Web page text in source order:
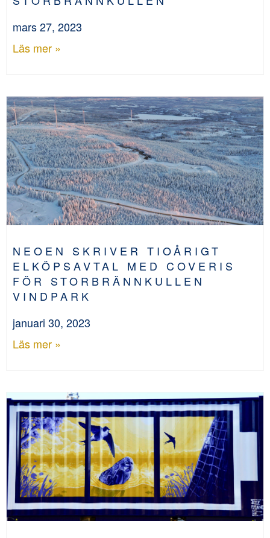
mars 27, 2023
Läs mer »
NEOEN SKRIVER TIOÅRIGT
ELKÖPSAVTAL MED COVERIS
FÖR STORBRÄNNKULLEN
VINDPARK
januari 30, 2023
Läs mer »